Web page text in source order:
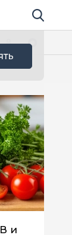
Поиск по
и